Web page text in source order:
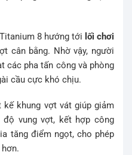
8 hướng tới lối chơi
cân bằng. Nhờ vậy, người
các pha tấn công và phòng
cầu cực khó chịu.
khung vợt vát giúp giảm
vung vợt, kết hợp công
tăng điểm ngọt, cho phép